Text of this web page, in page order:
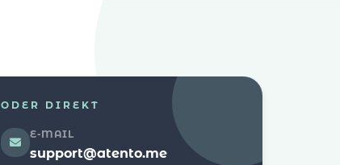
ODER DIREKT
E-MAIL
support@atento.me